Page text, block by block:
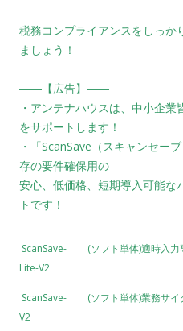
税務コンプライアンスをしっか
ましょう！
――【広告】――
・アンテナハウスは、中小企
をサポートします！
・「ScanSave（スキャンセー
存の要件確保用の
安心、低価格、短期導入可能な
トです！
ScanSave-
Lite-V2
(ソフト単体)適時入力
ScanSave-
V2
(ソフト単体)業務サ